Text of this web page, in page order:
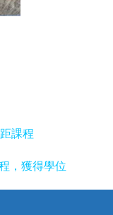
課程
，獲得學位